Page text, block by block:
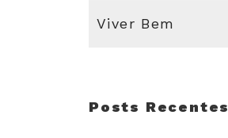
Viver Bem
Posts Recentes